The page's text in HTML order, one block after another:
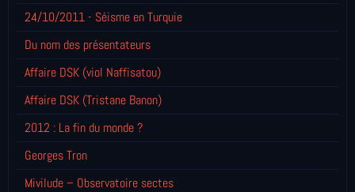
24/10/2011 - Séisme en Turquie
Du nom des présentateurs
Affaire DSK (viol Naffisatou)
Affaire DSK (Tristane Banon)
2012 : La fin du monde ?
Georges Tron
Mivilude – Observatoire sectes